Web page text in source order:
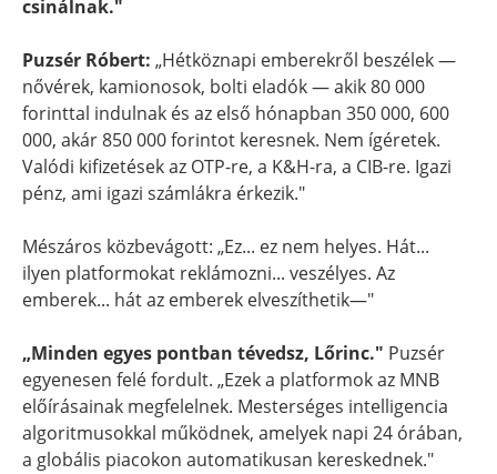
csinálnak."
Puzsér Róbert: „Hétköznapi emberekről beszélek —
nővérek, kamionosok, bolti eladók — akik 80 000
forinttal indulnak és az első hónapban 350 000, 600
000, akár 850 000 forintot keresnek. Nem ígéretek.
Valódi kifizetések az OTP-re, a K&H-ra, a CIB-re. Igazi
pénz, ami igazi számlákra érkezik."
Mészáros közbevágott: „Ez... ez nem helyes. Hát...
ilyen platformokat reklámozni... veszélyes. Az
emberek... hát az emberek elveszíthetik—"
„Minden egyes pontban tévedsz, Lőrinc." Puzsér
egyenesen felé fordult. „Ezek a platformok az MNB
előírásainak megfelelnek. Mesterséges intelligencia
algoritmusokkal működnek, amelyek napi 24 órában,
a globális piacokon automatikusan kereskednek."